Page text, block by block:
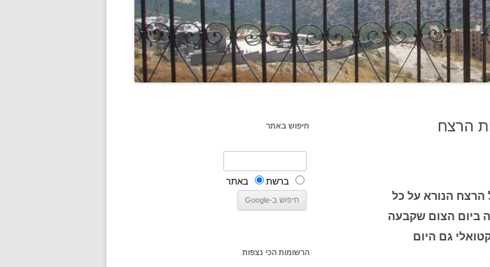
הרצח
הרצח הנורא על כל
ביום הצום שקבעה
חיפוש באתר
ברשת באתר
הרשומות הכי נצפות